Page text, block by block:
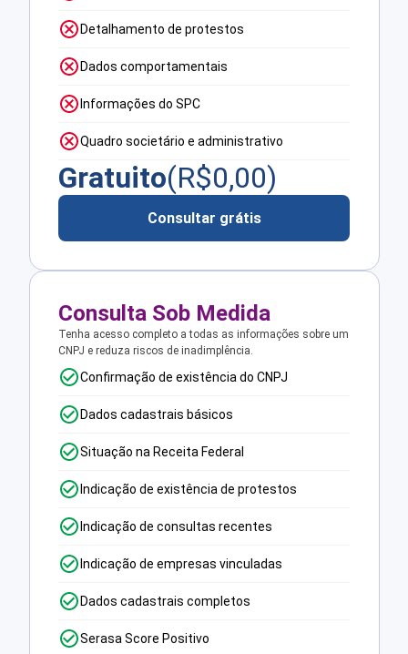
Detalhamento de protestos
Dados comportamentais
Informações do SPC
Quadro societário e administrativo
Gratuito(R$0,00)
Consultar grátis
Consulta Sob Medida
Tenha acesso completo a todas as informações sobre um
CNPJ e reduza riscos de inadimplência.
Confirmação de existência do CNPJ
Dados cadastrais básicos
Situação na Receita Federal
Indicação de existência de protestos
Indicação de consultas recentes
Indicação de empresas vinculadas
Dados cadastrais completos
Serasa Score Positivo